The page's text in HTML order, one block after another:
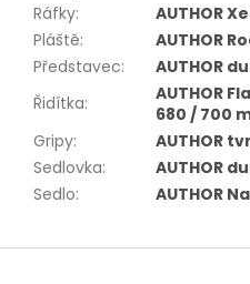
Ráfky:
AUTHOR
Pláště:
AUTHOR
Představec:
AUTHOR
Řidítka:
AUTHOR
680 / 700
Gripy:
AUTHOR
Sedlovka:
AUTHOR
Sedlo: AUTHOR
Z